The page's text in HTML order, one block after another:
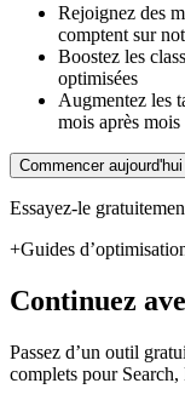
Rejoignez des
comptent sur
Boostez les
optimisées
Augmentez les
mois après mois
Commencer aujourd'hui
Essayez-le
+Guides
Continuez
Passez d’un outil
complets pour